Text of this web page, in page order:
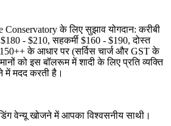
के लिए सुझाव योगदान: करीबी
- $210, सहकर्मी $160 - $190, दोस्त
के आधार पर (सर्विस चार्ज और GST के
को इस बॉलरूम में शादी के लिए प्रति व्यक्ति
में मदद करती है।
वेन्यू खोजने में आपका विश्वसनीय साथी।